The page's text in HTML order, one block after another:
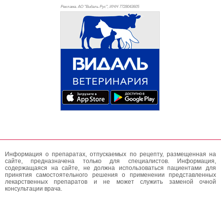
Реклама. АО "Видаль Рус", ИНН 7728043605
Информация о препаратах, отпускаемых по рецепту, размещенная на
сайте, предназначена только для специалистов. Информация,
содержащаяся на сайте, не должна использоваться пациентами для
принятия самостоятельного решения о применении представленных
лекарственных препаратов и не может служить заменой очной
консультации врача.